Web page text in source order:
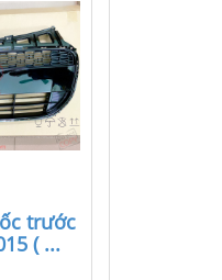
trước
(...